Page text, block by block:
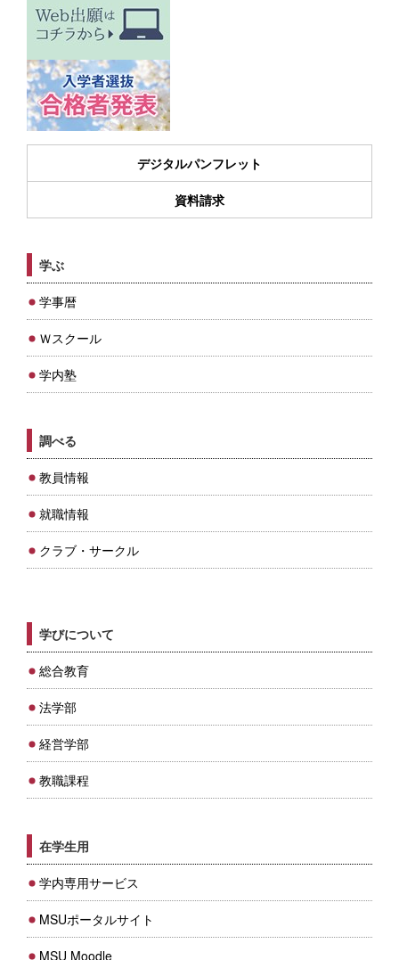
デジタルパンフレット
資料請求
学ぶ
学事暦
Ｗスクール
学内塾
調べる
教員情報
就職情報
クラブ・サークル
学びについて
総合教育
法学部
経営学部
教職課程
在学生用
学内専用サービス
MSUポータルサイト
MSU Moodle